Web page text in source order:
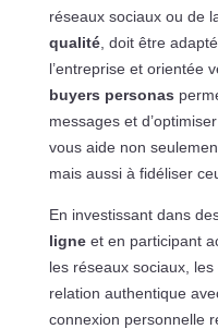
réseaux sociaux ou de
qualité, doit être
l’entreprise et orientée
buyers personas
messages et
vous aide non
mais aussi à fidéliser
En investissant dans
ligneet en participant
les réseaux sociaux,
relation authentique
connexion personnelle